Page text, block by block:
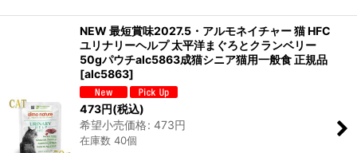
NEW 最短賞味2027.5・アルモネイチャー 猫 HFC
ユリナリーヘルプ 太平洋まぐろとクランベリー
50gパウチalc5863成猫シニア猫用一般食 正規品
[alc5863]
473円(税込)
希望小売価格: 473円
在庫数 40個